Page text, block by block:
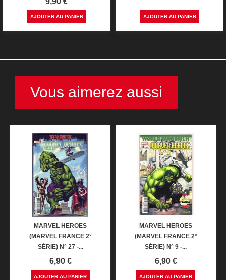
AJOUTER AU PANIER AJOUTER AU PANIER
Vous aimerez aussi
MARVEL HEROES
(MARVEL FRANCE 2°
SÉRIE) N° 27 -...
Prix
6,90 €
AJOUTER AU PANIER
MARVEL HEROES
(MARVEL FRANCE 2°
SÉRIE) N° 9 -...
Prix
6,90 €
AJOUTER AU PANIER